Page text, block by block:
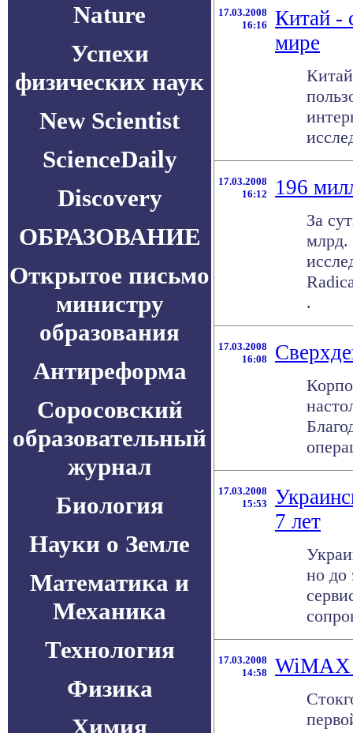
Nature
Успехи
физических наук
New Scientist
ScienceDaily
Discovery
ОБРАЗОВАНИЕ
Открытое письмо
министру
образования
Антиреформа
Соросовский
образовательный
журнал
Биология
Науки о Земле
Математика и
Механика
Технология
Физика
Химия
17.03.2008
16:16
Китай -
мире
17.03.2008
16:12
196
За
млрд.
.
17.03.2008
16:08
17.03.2008
15:53
7 лет
но до
17.03.2008
14:58
WiMAX